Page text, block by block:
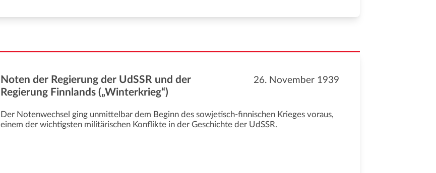
26. November 1939
Noten der Regierung der UdSSR und der
Regierung Finnlands („Winterkrieg“)
Der Notenwechsel ging unmittelbar dem Beginn des sowjetisch-finnischen Krieges voraus,
einem der wichtigsten militärischen Konflikte in der Geschichte der UdSSR.